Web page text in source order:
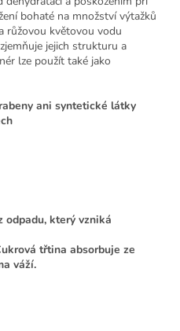
bohaté na množství výtažků
růžovou květovou vodu
jejich strukturu a
lze použít také jako
ani syntetické látky
odpadu, který vzniká
třtina absorbuje ze
váží.